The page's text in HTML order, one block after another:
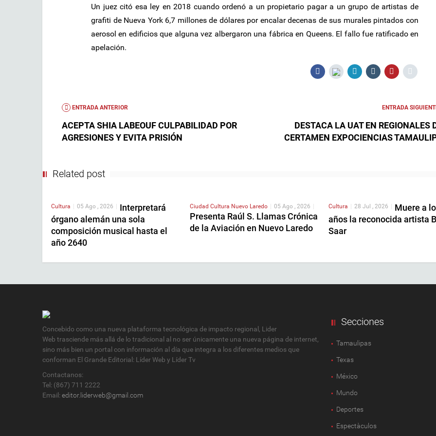
Un juez citó esa ley en 2018 cuando ordenó a un propietario pagar a un grupo de artistas de
grafiti de Nueva York 6,7 millones de dólares por encalar decenas de sus murales pintados con
aerosol en edificios que alguna vez albergaron una fábrica en Queens. El fallo fue ratificado en
apelación.
ENTRADA ANTERIOR
ACEPTA SHIA LABEOUF CULPABILIDAD POR
AGRESIONES Y EVITA PRISIÓN
ENTRADA
DESTACA LA UAT EN REGIONALES
CERTAMEN EXPOCIENCIAS
Related post
Cultura | 05 Ago , 2026 | Interpretará
órgano alemán una sola
composición musical hasta el
año 2640
Ciudad Cultura Nuevo Laredo | 05 Ago , 2026 |
Presenta Raúl S. Llamas Crónica
de la Aviación en Nuevo Laredo
Cultura | 28 Jul , 2026 | Muere a
años la reconocida artista
Saar
Concebido como una nueva plataforma tecnológica de impacto regional, Lider
Web trasciende más allá de lo tradicional al no ser únicamente una nueva página de internet,
sino más bien un portal con información al día que integra a los diferentes medios que
conforman El Grande Editorial: Líder Web y Líder Tv
Contactanos:
Tel: (867) 711 2222
Email: editor.liderweb@gmail.com
Secciones
Tamaulipas
Texas
México
Mundo
Deportes
Espectàculos